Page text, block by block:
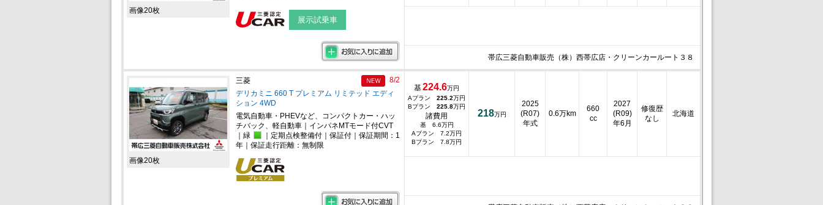
画像20枚
展示試乗車
帯広三菱自動車販売（株）西帯広店・クリーンカールート３８
画像20枚
三菱
デリカミニ 660 T プレミアム リミテッド エディ
ション 4WD
8/2
電気自動車・PHEVなど、コンパクトカー・ハッ
チバック、軽自動車｜インパネMTモード付CVT
｜緑
｜定期点検整備付｜保証付｜保証期間：1
年｜保証走行距離：無制限
基224.6万円
Aプラン 225.2万円
Bプラン 225.8万円
諸費用
基 6.6万円
Aプラン 7.2万円
Bプラン 7.8万円
218万円
2025
(R07)
年式
0.6万km
660
cc
2027
(R09)
年6月
修復歴
なし
北海道